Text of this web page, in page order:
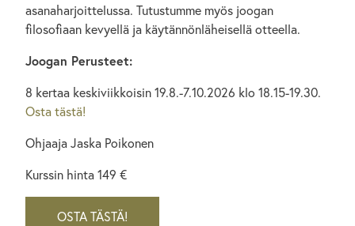
asanaharjoittelussa. Tutustumme myös joogan
filosofiaan kevyellä ja käytännönläheisellä otteella.
Joogan Perusteet:
8 kertaa keskiviikkoisin 19.8.-7.10.2026 klo 18.15-19.30.
Osta tästä!
Ohjaaja Jaska Poikonen
Kurssin hinta 149 €
OSTA TÄSTÄ!